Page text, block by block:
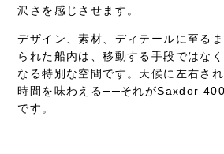
沢さを感じさせます。
デザイン、素材、ディテールに至る
られた船内は、移動する手段ではな
なる特別な空間です。天候に左右さ
時間を味わえる──それがSaxdor
です。